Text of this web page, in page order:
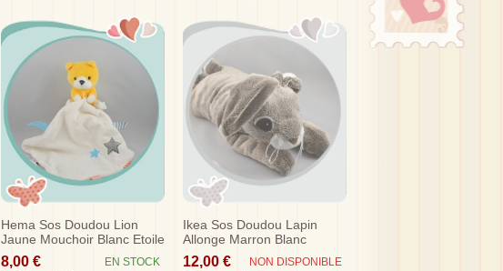
Hema Sos Doudou Lion
Jaune Mouchoir Blanc Etoile
8,00 € EN STOCK
Ikea Sos Doudou Lapin
Allonge Marron Blanc
12,00 € NON DISPONIBLE